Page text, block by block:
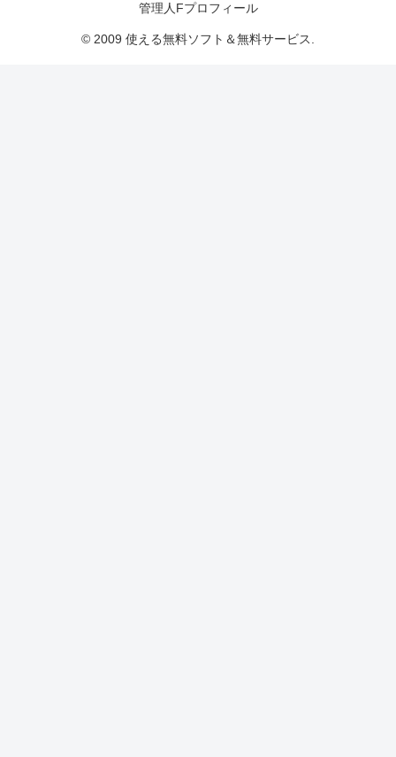
管理人Fプロフィール
© 2009 使える無料ソフト＆無料サービス.